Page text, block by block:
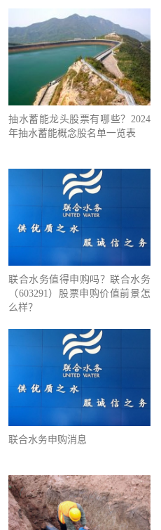
抽水蓄能龙头股票有哪些？2024
年抽水蓄能概念股名单一览表
联合水务值得申购吗？联合水务
（603291）股票申购价值前景怎
么样？
联合水务申购消息